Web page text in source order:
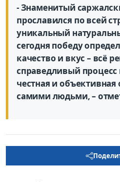
- Знаменитый
прославился по всей
уникальный
сегодня победу
качество и вкус – всё
справедливый процесс
честная и объективная
самими людьми, –